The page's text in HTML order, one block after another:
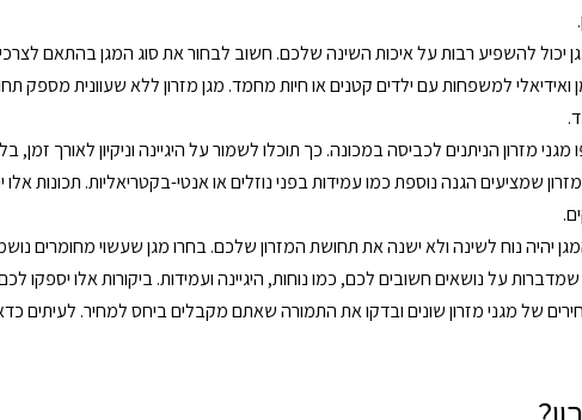
יכול להשפיע רבות על איכות השינה שלכם. חשוב לבחור את סוג המגן בהתאם
ואידיאלי למשפחות עם ילדים קטנים או חיות מחמד. מגן מזרון ללא שעוונית
מזרון הניתנים לכביסה במכונה. כך תוכלו לשמור על היגיינה וניקיון לאורך זמן,
שמציעים הגנה נוספת כמו עמידות בפני נוזלים או אנטי-בקטריאליות. תכונות
יהיה נוח לשינה ולא ישנה את תחושת המזרון שלכם. בחרו מגן שעשוי מחומרים
על נושאים חשובים לכם, כמו נוחות, היגיינה ועמידות. ביקורות אלו יספקו
של מגני מזרון שונים ובדקו את התמורה שאתם מקבלים ביחס למחיר. לעיתים